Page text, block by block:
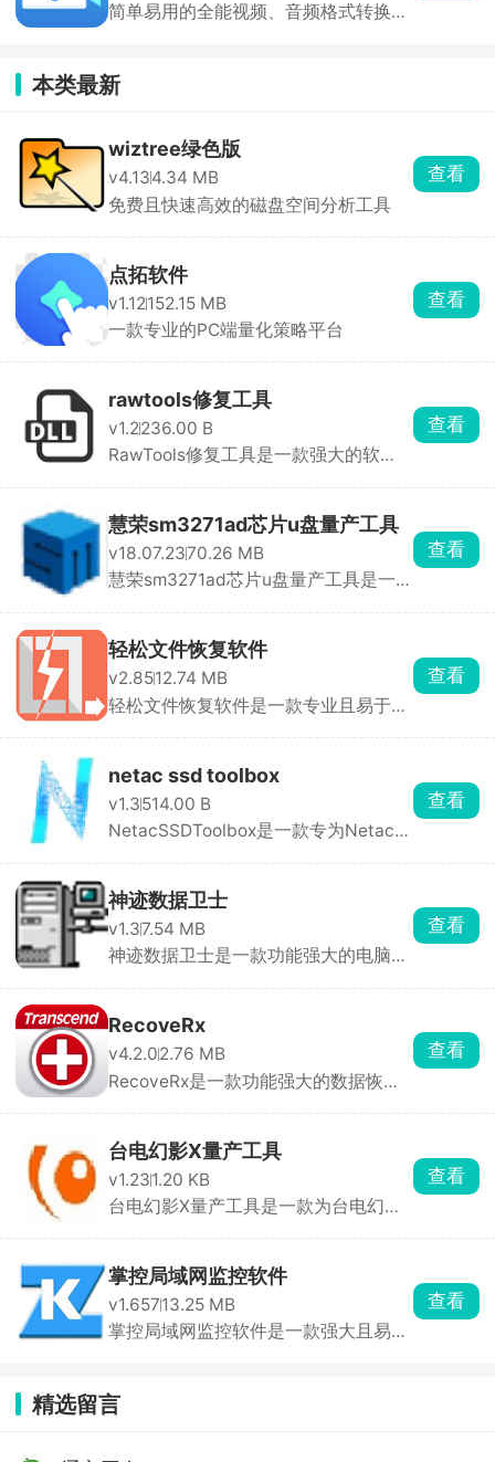
简单易用的全能视频、音频格式转换工
本类最新
wiztree绿色版
v4.134.34 MB
免费且快速高效的磁盘空间分析工具
查看
点拓软件
v1.12152.15 MB
一款专业的PC端量化策略平台
查看
rawtools修复工具
v1.2236.00 B
RawTools修复工具是一款强大的软
查看
慧荣sm3271ad芯片u盘量产工具
v18.07.2370.26 MB
慧荣sm3271ad芯片u盘量产工具是一款
查看
轻松文件恢复软件
v2.8512.74 MB
轻松文件恢复软件是一款专业且易于使
查看
netac ssd toolbox
v1.3514.00 B
NetacSSDToolbox是一款专为Netac固
查看
神迹数据卫士
v1.37.54 MB
神迹数据卫士是一款功能强大的电脑安
查看
RecoveRx
v4.2.02.76 MB
RecoveRx是一款功能强大的数据恢复
查看
台电幻影X量产工具
v1.231.20 KB
台电幻影X量产工具是一款为台电幻影X
查看
掌控局域网监控软件
v1.65713.25 MB
掌控局域网监控软件是一款强大且易于
查看
精选留言